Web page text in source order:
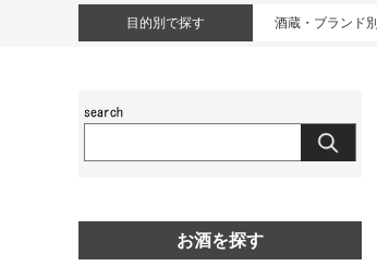
目的別で探す 酒蔵・ブランド別
お酒を探す